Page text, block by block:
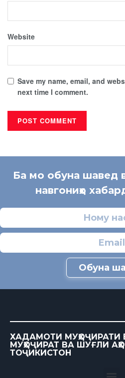
Website
Save my name, email, and
next time I comment.
Ба мо обуна шавед
навгониҳо
Обуна
ХАДАМОТИ МУҲОҶИРАТИ
МУҲОҶИРАТ ВА ШУҒЛИ
ТОҶИКИСТОН